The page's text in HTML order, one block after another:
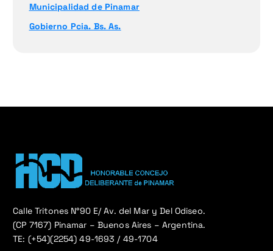
Municipalidad de Pinamar
Gobierno Pcia. Bs. As.
Calle Tritones N°90 E/ Av. del Mar y Del Odiseo.
(CP 7167) Pinamar – Buenos Aires – Argentina.
TE: (+54)(2254) 49-1693 / 49-1704